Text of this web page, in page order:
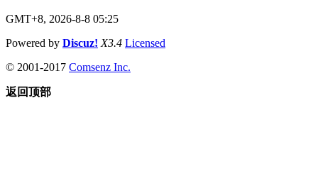
GMT+8, 2026-8-8 05:25
Powered by Discuz! X3.4 Licensed
© 2001-2017 Comsenz Inc.
返回顶部